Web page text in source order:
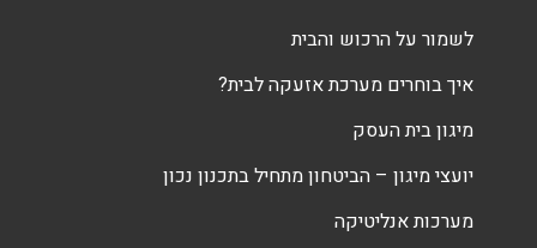
לשמור על הרכוש והבית
איך בוחרים מערכת אזעקה לבית?
מיגון בית העסק
יועצי מיגון – הביטחון מתחיל בתכנון נכון
מערכות אנליטיקה